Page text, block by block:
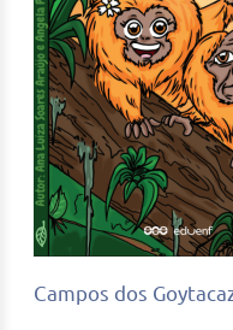
Campos dos